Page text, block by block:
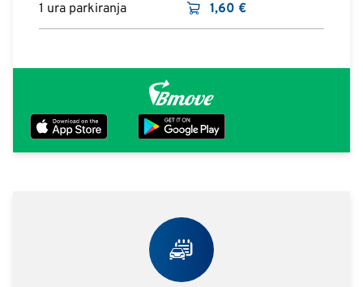
1 ura parkiranja 1,60 €